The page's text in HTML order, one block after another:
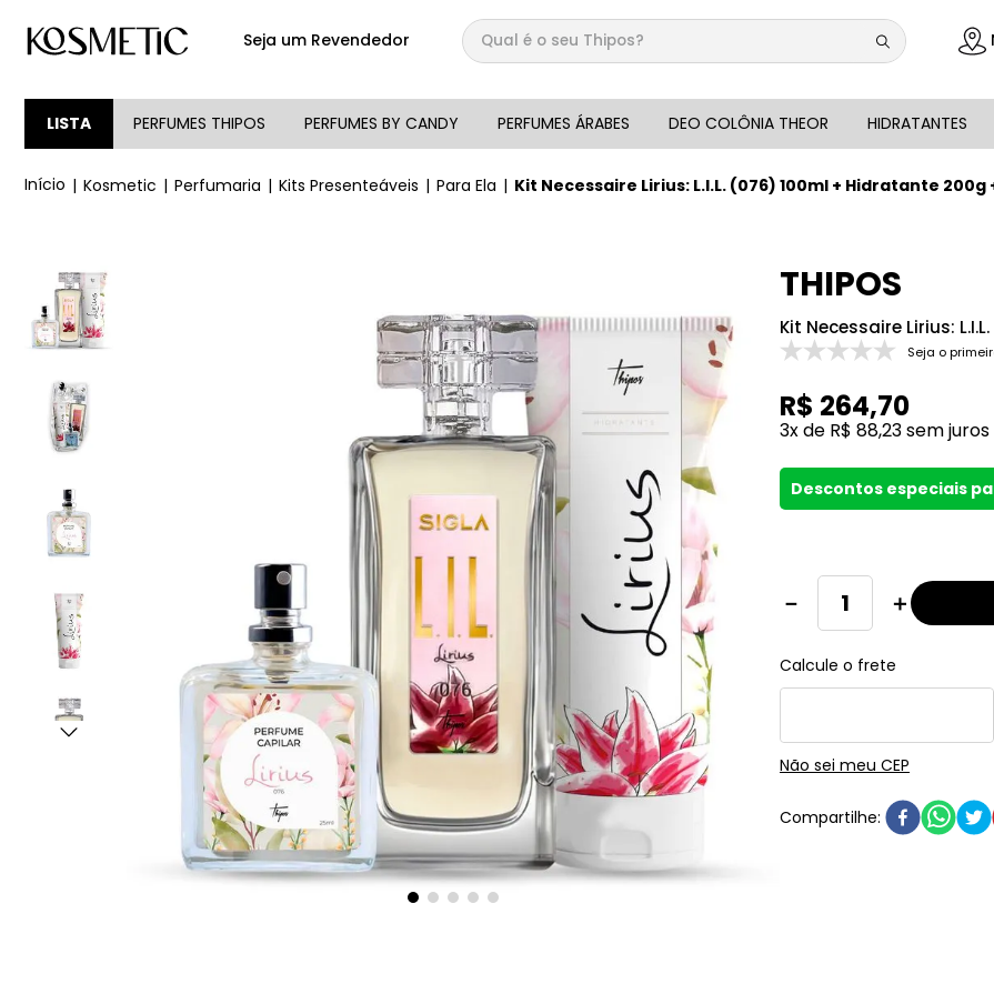
Seja um Revendedor
Qual é o seu Thipos?
LISTA PERFUMES THIPOS PERFUMES BY CANDY PERFUMES ÁRABES DEO COLÔNIA THEOR HIDRATANTES
Kosmetic Perfumaria Kits Presenteáveis Para Ela Kit Necessaire Lirius: L.I.L. (076) 100ml + Hidratante
THIPOS
Kit Necessaire Lirius:
Seja o
R$ 264,70
3x de R$ 88,23sem juros
Descontos especiais
＋
－
Não sei meu CEP
1 º
144
3º
146
105
box
107
º 101